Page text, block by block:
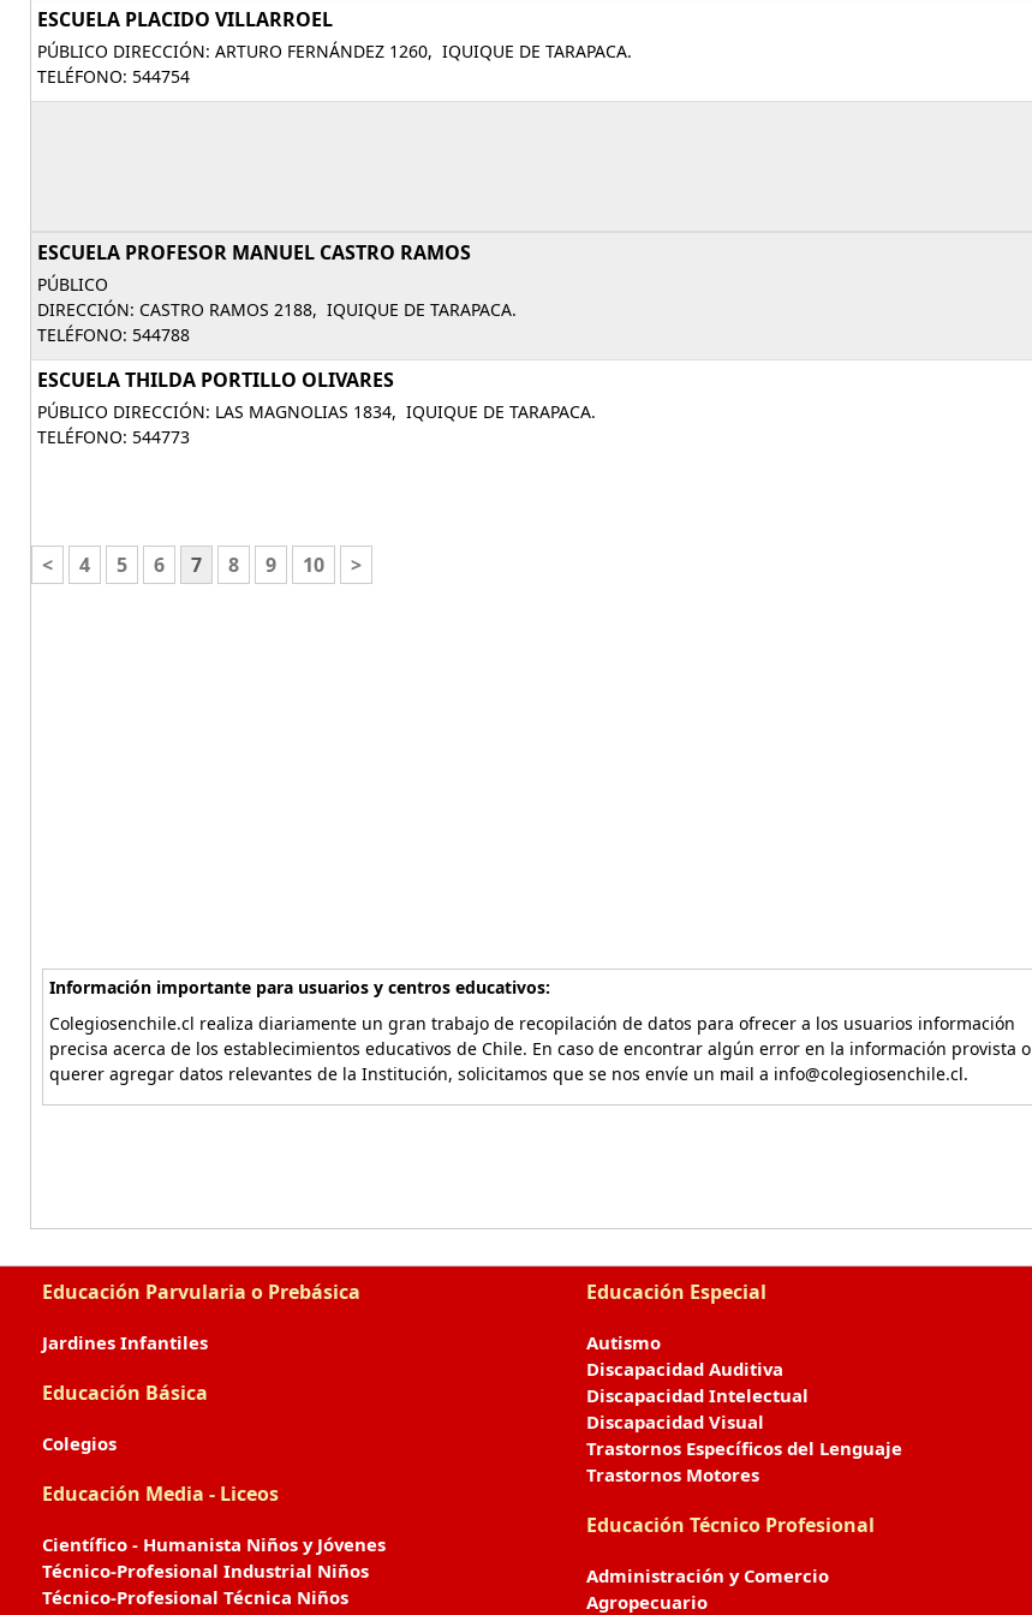
ESCUELA PLACIDO VILLARROEL
PÚBLICO DIRECCIÓN: ARTURO FERNÁNDEZ 1260, IQUIQUE DE TARAPACA.
TELÉFONO: 544754
ESCUELA PROFESOR MANUEL CASTRO RAMOS
PÚBLICO
DIRECCIÓN: CASTRO RAMOS 2188, IQUIQUE DE TARAPACA.
TELÉFONO: 544788
ESCUELA THILDA PORTILLO OLIVARES
PÚBLICO DIRECCIÓN: LAS MAGNOLIAS 1834, IQUIQUE DE TARAPACA.
TELÉFONO: 544773
< 4 5 6 7 8 9 10 >
Información importante para usuarios y centros educativos:
Colegiosenchile.cl realiza diariamente un gran trabajo de recopilación de datos para ofrecer a los usuarios información
precisa acerca de los establecimientos educativos de Chile. En caso de encontrar algún error en la información provista o
querer agregar datos relevantes de la Institución, solicitamos que se nos envíe un mail a info@colegiosenchile.cl.
Educación Parvularia o Prebásica
Jardines Infantiles
Educación Básica
Colegios
Educación Media - Liceos
Científico - Humanista Niños y Jóvenes
Técnico-Profesional Industrial Niños
Técnico-Profesional Técnica Niños
Educación Especial
Autismo
Discapacidad Auditiva
Discapacidad Intelectual
Discapacidad Visual
Trastornos Específicos del Lenguaje
Trastornos Motores
Educación Técnico Profesional
Administración y Comercio
Agropecuario